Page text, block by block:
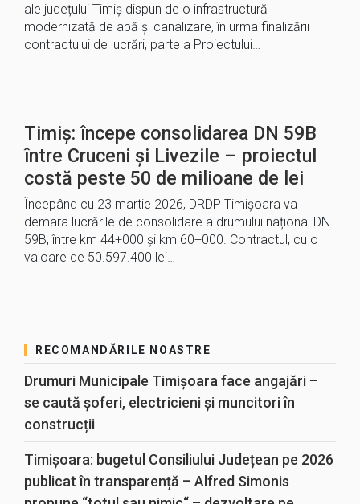
ale județului Timiș dispun de o infrastructură
modernizată de apă și canalizare, în urma finalizării
contractului de lucrări, parte a Proiectului…
Timiș: începe consolidarea DN 59B
între Cruceni și Livezile – proiectul
costă peste 50 de milioane de lei
Începând cu 23 martie 2026, DRDP Timișoara va
demara lucrările de consolidare a drumului național DN
59B, între km 44+000 și km 60+000. Contractul, cu o
valoare de 50.597.400 lei…
RECOMANDĂRILE NOASTRE
Drumuri Municipale Timișoara face angajări –
se caută șoferi, electricieni și muncitori în
construcții
Timișoara: bugetul Consiliului Județean pe 2026
publicat în transparență – Alfred Simonis